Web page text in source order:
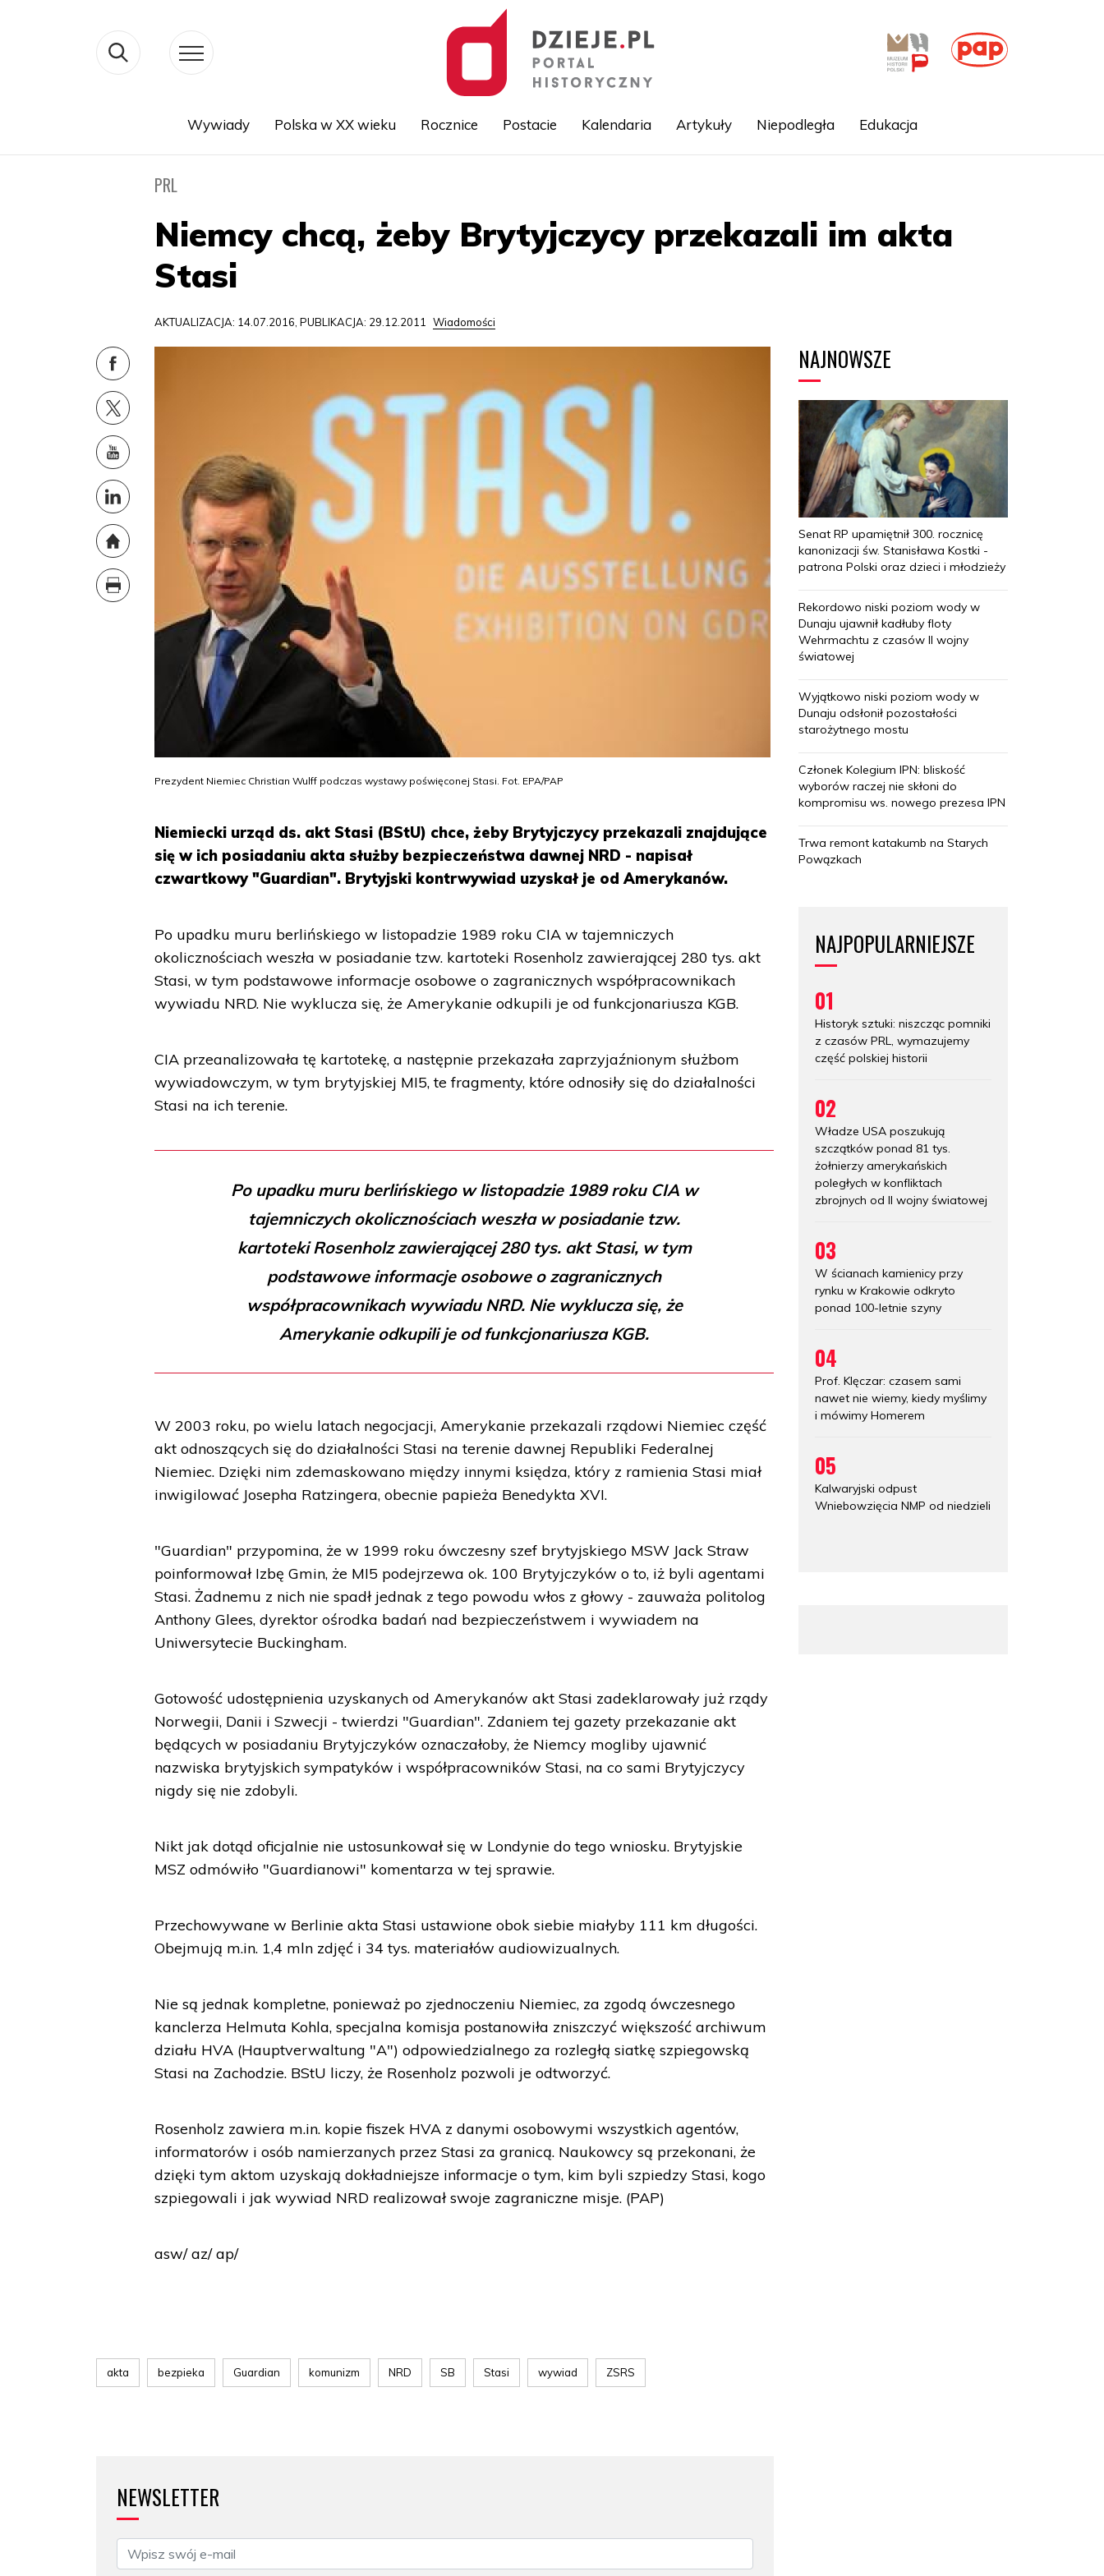
treści
Wywiady Polska w XX wieku Rocznice Postacie Kalendaria Artykuły Niepodległa Edukacja
PRL
Niemcy chcą, żeby Brytyjczycy przekazali im akta
Stasi
AKTUALIZACJA: 14.07.2016, PUBLIKACJA: 29.12.2011 Wiadomości
Prezydent Niemiec Christian Wulff podczas wystawy poświęconej Stasi. Fot. EPA/PAP
Niemiecki urząd ds. akt Stasi (BStU) chce, żeby Brytyjczycy przekazali znajdujące
się w ich posiadaniu akta służby bezpieczeństwa dawnej NRD - napisał
czwartkowy "Guardian". Brytyjski kontrwywiad uzyskał je od Amerykanów.
Po upadku muru berlińskiego w listopadzie 1989 roku CIA w tajemniczych
okolicznościach weszła w posiadanie tzw. kartoteki Rosenholz zawierającej 280 tys. akt
Stasi, w tym podstawowe informacje osobowe o zagranicznych współpracownikach
wywiadu NRD. Nie wyklucza się, że Amerykanie odkupili je od funkcjonariusza KGB.
CIA przeanalizowała tę kartotekę, a następnie przekazała zaprzyjaźnionym służbom
wywiadowczym, w tym brytyjskiej MI5, te fragmenty, które odnosiły się do działalności
Stasi na ich terenie.
Po upadku muru berlińskiego w listopadzie 1989 roku CIA w
tajemniczych okolicznościach weszła w posiadanie tzw.
kartoteki Rosenholz zawierającej 280 tys. akt Stasi, w tym
podstawowe informacje osobowe o zagranicznych
współpracownikach wywiadu NRD. Nie wyklucza się, że
Amerykanie odkupili je od funkcjonariusza KGB.
W 2003 roku, po wielu latach negocjacji, Amerykanie przekazali rządowi Niemiec część
akt odnoszących się do działalności Stasi na terenie dawnej Republiki Federalnej
Niemiec. Dzięki nim zdemaskowano między innymi księdza, który z ramienia Stasi miał
inwigilować Josepha Ratzingera, obecnie papieża Benedykta XVI.
"Guardian" przypomina, że w 1999 roku ówczesny szef brytyjskiego MSW Jack Straw
poinformował Izbę Gmin, że MI5 podejrzewa ok. 100 Brytyjczyków o to, iż byli agentami
Stasi. Żadnemu z nich nie spadł jednak z tego powodu włos z głowy - zauważa politolog
Anthony Glees, dyrektor ośrodka badań nad bezpieczeństwem i wywiadem na
Uniwersytecie Buckingham.
Gotowość udostępnienia uzyskanych od Amerykanów akt Stasi zadeklarowały już rządy
Norwegii, Danii i Szwecji - twierdzi "Guardian". Zdaniem tej gazety przekazanie akt
będących w posiadaniu Brytyjczyków oznaczałoby, że Niemcy mogliby ujawnić
nazwiska brytyjskich sympatyków i współpracowników Stasi, na co sami Brytyjczycy
nigdy się nie zdobyli.
Nikt jak dotąd oficjalnie nie ustosunkował się w Londynie do tego wniosku. Brytyjskie
MSZ odmówiło "Guardianowi" komentarza w tej sprawie.
Przechowywane w Berlinie akta Stasi ustawione obok siebie miałyby 111 km długości.
Obejmują m.in. 1,4 mln zdjęć i 34 tys. materiałów audiowizualnych.
Nie są jednak kompletne, ponieważ po zjednoczeniu Niemiec, za zgodą ówczesnego
kanclerza Helmuta Kohla, specjalna komisja postanowiła zniszczyć większość archiwum
działu HVA (Hauptverwaltung "A") odpowiedzialnego za rozległą siatkę szpiegowską
Stasi na Zachodzie. BStU liczy, że Rosenholz pozwoli je odtworzyć.
Rosenholz zawiera m.in. kopie fiszek HVA z danymi osobowymi wszystkich agentów,
informatorów i osób namierzanych przez Stasi za granicą. Naukowcy są przekonani, że
dzięki tym aktom uzyskają dokładniejsze informacje o tym, kim byli szpiedzy Stasi, kogo
szpiegowali i jak wywiad NRD realizował swoje zagraniczne misje. (PAP)
asw/ az/ ap/
akta bezpieka Guardian komunizm NRD SB Stasi wywiad ZSRS
NEWSLETTER
NAJNOWSZE
Senat RP upamiętnił 300. rocznicę
kanonizacji św. Stanisława Kostki -
patrona Polski oraz dzieci i młodzieży
Rekordowo niski poziom wody w
Dunaju ujawnił kadłuby floty
Wehrmachtu z czasów II wojny
światowej
Wyjątkowo niski poziom wody w
Dunaju odsłonił pozostałości
starożytnego mostu
Członek Kolegium IPN: bliskość
wyborów raczej nie skłoni do
kompromisu ws. nowego prezesa IPN
Trwa remont katakumb na Starych
Powązkach
NAJPOPULARNIEJSZE
01
Historyk sztuki: niszcząc pomniki
z czasów PRL, wymazujemy
część polskiej historii
02
Władze USA poszukują
szczątków ponad 81 tys.
żołnierzy amerykańskich
poległych w konfliktach
zbrojnych od II wojny światowej
03
W ścianach kamienicy przy
rynku w Krakowie odkryto
ponad 100-letnie szyny
04
Prof. Klęczar: czasem sami
nawet nie wiemy, kiedy myślimy
i mówimy Homerem
05
Kalwaryjski odpust
Wniebowzięcia NMP od niedzieli